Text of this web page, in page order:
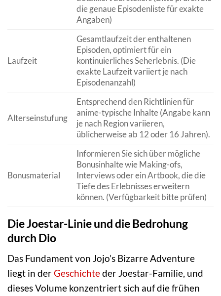
die genaue Episodenliste für exakte
Angaben)
Laufzeit
Gesamtlaufzeit der enthaltenen
Episoden, optimiert für ein
kontinuierliches Seherlebnis. (Die
exakte Laufzeit variiert je nach
Episodenanzahl)
Alterseinstufung
Entsprechend den Richtlinien für
anime-typische Inhalte (Angabe kann
je nach Region variieren,
üblicherweise ab 12 oder 16 Jahren).
Bonusmaterial
Informieren Sie sich über mögliche
Bonusinhalte wie Making-ofs,
Interviews oder ein Artbook, die die
Tiefe des Erlebnisses erweitern
können. (Verfügbarkeit bitte prüfen)
Die Joestar-Linie und die Bedrohung
durch Dio
Das Fundament von Jojo’s Bizarre Adventure
liegt in derGeschichteder Joestar-Familie, und
dieses Volume konzentriert sich auf die frühen